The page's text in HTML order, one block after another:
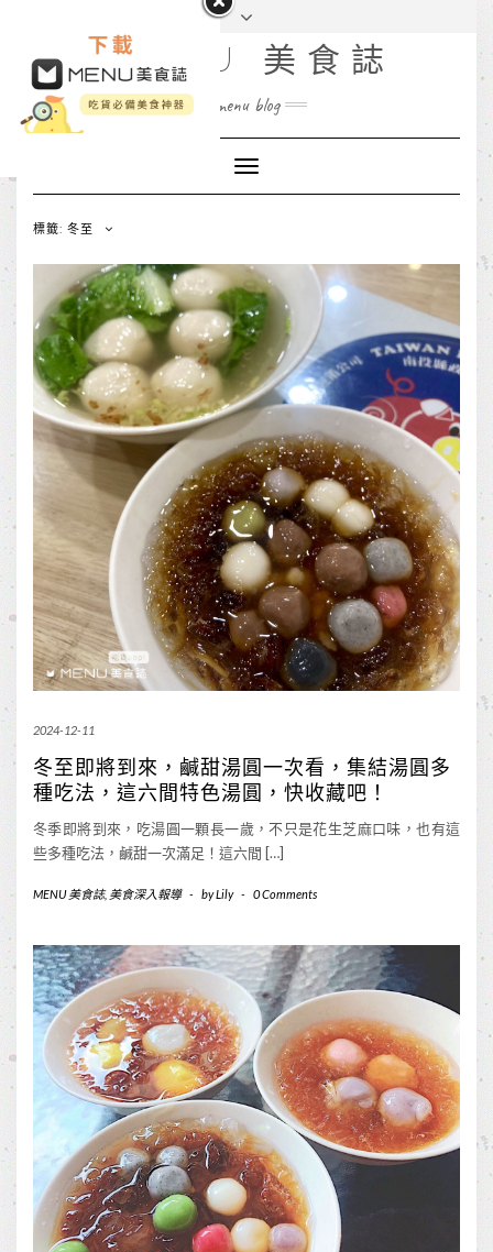
MENU 美食誌
menu blog
Toggle
Navigation
標籤: 冬至
2024-12-11
冬至即將到來，鹹甜湯圓一次看，集結湯圓多
種吃法，這六間特色湯圓，快收藏吧！
冬季即將到來，吃湯圓一顆長一歲，不只是花生芝麻口味，也有這
些多種吃法，鹹甜一次滿足！這六間 […]
MENU 美食誌, 美食深入報導 - byLily - 0 Comments